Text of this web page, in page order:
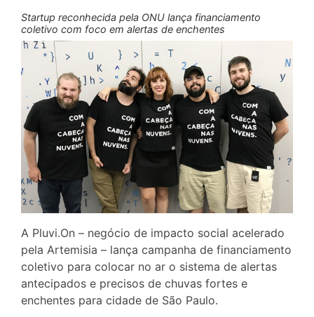
Startup reconhecida pela ONU lança financiamento
coletivo com foco em alertas de enchentes
A Pluvi.On – negócio de impacto social acelerado
pela Artemisia – lança campanha de financiamento
coletivo para colocar no ar o sistema de alertas
antecipados e precisos de chuvas fortes e
enchentes para cidade de São Paulo.